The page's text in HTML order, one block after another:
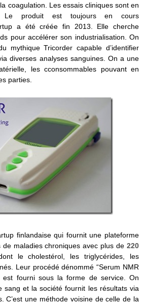
coagulation. Les essais cliniques sont en
Le produit est toujours en cours
a été créée fin 2013. Elle cherche
pour accélérer son industrialisation. On
mythique Tricorder capable d’identifier
diverses analyses sanguines. On a une
les cconsommables pouvant en
parties.
finlandaise qui fournit une plateforme
de maladies chroniques avec plus de 220
le cholestérol, les triglycérides, les
Leur procédé dénommé “Serum NMR
est fourni sous la forme de service. On
sang et la société fournit les résultats via
C’est une méthode voisine de celle de la